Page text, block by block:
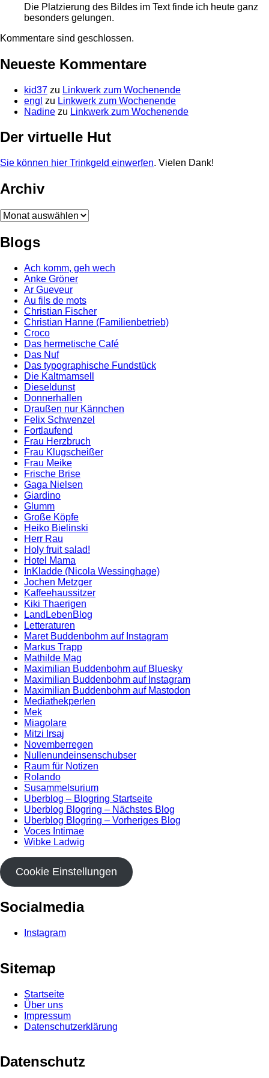
Die Platzierung des Bildes im Text finde ich heute ganz
besonders gelungen.
Kommentare sind geschlossen.
Neueste Kommentare
kid37 zu Linkwerk zum Wochenende
engl zu Linkwerk zum Wochenende
Nadine zu Linkwerk zum Wochenende
Der virtuelle Hut
Sie können hier Trinkgeld einwerfen. Vielen Dank!
Archiv
Archiv
Blogs
Ach komm, geh wech
Anke Gröner
Ar Gueveur
Au fils de mots
Christian Fischer
Christian Hanne (Familienbetrieb)
Croco
Das hermetische Café
Das Nuf
Das typographische Fundstück
Die Kaltmamsell
Dieseldunst
Donnerhallen
Draußen nur Kännchen
Felix Schwenzel
Fortlaufend
Frau Herzbruch
Frau Klugscheißer
Frau Meike
Frische Brise
Gaga Nielsen
Giardino
Glumm
Große Köpfe
Heiko Bielinski
Herr Rau
Holy fruit salad!
Hotel Mama
InKladde (Nicola Wessinghage)
Jochen Metzger
Kaffeehaussitzer
Kiki Thaerigen
LandLebenBlog
Letteraturen
Maret Buddenbohm auf Instagram
Markus Trapp
Mathilde Mag
Maximilian Buddenbohm auf Bluesky
Maximilian Buddenbohm auf Instagram
Maximilian Buddenbohm auf Mastodon
Mediathekperlen
Mek
Miagolare
Mitzi Irsaj
Novemberregen
Nullenundeinsenschubser
Raum für Notizen
Rolando
Susammelsurium
Uberblog – Blogring Startseite
Uberblog Blogring – Nächstes Blog
Uberblog Blogring – Vorheriges Blog
Voces Intimae
Wibke Ladwig
Cookie Einstellungen
Socialmedia
Instagram
Sitemap
Startseite
Über uns
Impressum
Datenschutzerklärung
Datenschutz